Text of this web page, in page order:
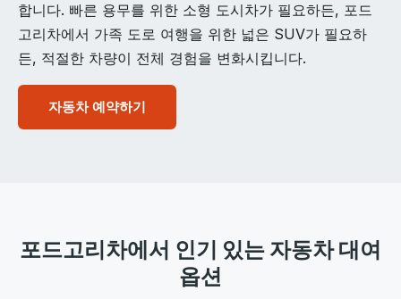
합니다. 빠른 용무를 위한 소형 도시차가 필요하든, 포드
고리차에서 가족 도로 여행을 위한 넓은 SUV가 필요하
든, 적절한 차량이 전체 경험을 변화시킵니다.
자동차 예약하기
포드고리차에서 인기 있는 자동차 대여
옵션